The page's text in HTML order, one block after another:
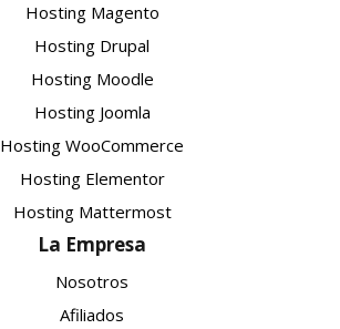
Hosting Magento
Hosting Drupal
Hosting Moodle
Hosting Joomla
Hosting WooCommerce
Hosting Elementor
Hosting Mattermost
La Empresa
Nosotros
Afiliados